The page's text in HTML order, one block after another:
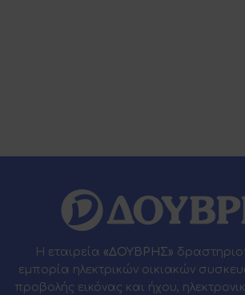
Η εταιρεία «ΔΟΥΒΡΗΣ»
εμπορία ηλεκτρικών οικιακών
προβολής εικόνας και ήχου,